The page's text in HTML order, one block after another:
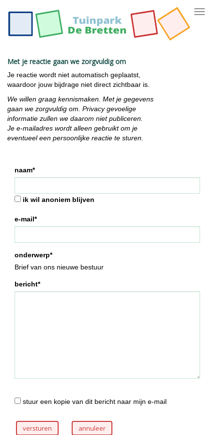
Met je reactie gaan we zorgvuldig om
Je reactie wordt niet automatisch geplaatst,
waardoor jouw bijdrage niet direct zichtbaar is.
We willen graag kennismaken. Met je gegevens
gaan we zorgvuldig om. Privacy gevoelige
informatie zullen we daarom niet publiceren.
Je e-mailadres wordt alleen gebruikt om je
eventueel een persoonlijke reactie te sturen.
naam*
ik wil anoniem blijven
e-mail*
onderwerp*
Brief van ons nieuwe bestuur
bericht*
stuur een kopie van dit bericht naar mijn e-mail
versturen